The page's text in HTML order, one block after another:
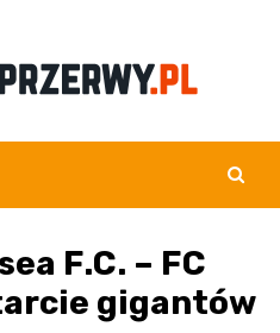
F.C. – FC
gigantów